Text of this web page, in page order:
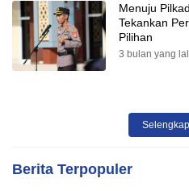
Menuju
Tekankan
Pilihan
3 bulan yang
Berita Terpopuler